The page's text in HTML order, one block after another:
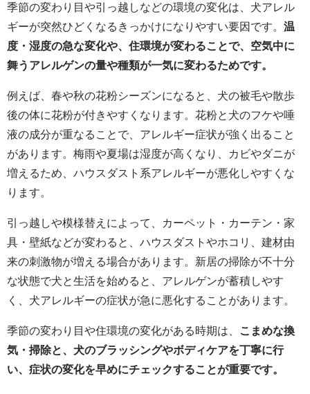
季節の変わり目や引っ越しなどの環境の変化は、犬アレル
ギーが突然ひどくなるきっかけになりやすい要因です。 温
度・湿度の急な変化や、住環境が変わることで、空気中に
舞うアレルゲンの量や種類が一気に変わるためです。
例えば、春や秋の花粉シーズンになると、犬の被毛や散歩
後の体に花粉が付きやすくなります。花粉と犬のフケや唾
液の成分が重なることで、アレルギー症状が強く出ること
があります。梅雨や夏場は湿度が高くなり、カビやダニが
増えるため、ハウスダスト系アレルギーが悪化しやすくな
ります。
引っ越しや模様替えによって、カーペット・カーテン・家
具・壁紙などが変わると、ハウスダストやホコリ、建材由
来の刺激物が増える場合があります。新居の掃除が不十分
な状態で犬と生活を始めると、アレルゲンが蓄積しやす
く、犬アレルギーの症状が急に悪化することがあります。
季節の変わり目や住環境の変化がある時期は、
こまめな換
気・掃除と、犬のブラッシングやボディケアを丁寧に行
い、症状の変化を早めにチェックすることが重要です。